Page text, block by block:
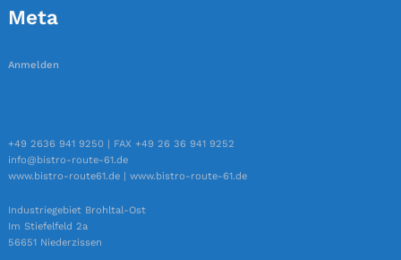
Meta
Anmelden
+49 2636 941 9250 | FAX +49 26 36 941 9252
info@bistro-route-61.de
www.bistro-route61.de | www.bistro-route-61.de
Industriegebiet Brohltal-Ost
Im Stiefelfeld 2a
56651 Niederzissen